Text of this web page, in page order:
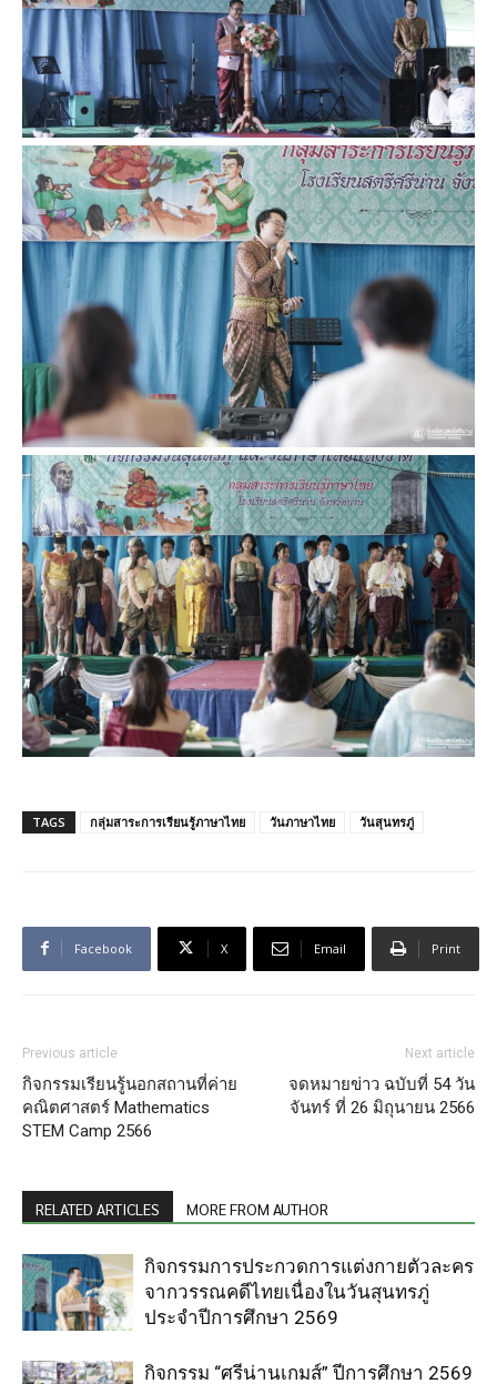
TAGS กลุ่มสาระการเรียนรู้ภาษาไทย วันภาษาไทย วันสุนทรภู่
Facebook X Email Print
Previous article
กิจกรรมเรียนรู้นอกสถานที่ค่าย
คณิตศาสตร์ Mathematics
STEM Camp 2566
Next article
จดหมายข่าว ฉบับที่ 54 วัน
จันทร์ ที่ 26 มิถุนายน 2566
RELATED ARTICLES MORE FROM AUTHOR
กิจกรรมการประกวดการแต่งกายตัวละคร
จากวรรณคดีไทยเนื่องในวันสุนทรภู่
ประจำปีการศึกษา 2569
กิจกรรม “ศรีน่านเกมส์” ปีการศึกษา 2569